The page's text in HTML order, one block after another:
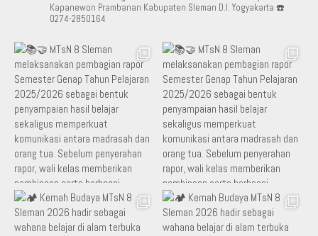
Kapanewon Prambanan Kabupaten Sleman D.I. Yogyakarta ☎️
0274-2850164